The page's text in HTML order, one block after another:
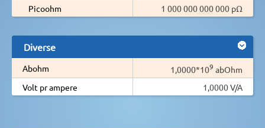
Picoohm
1 000 000 000 000 pΩ
Diverse
Abohm 1,0000*109 abOhm
Volt pr ampere
1,0000 V/A